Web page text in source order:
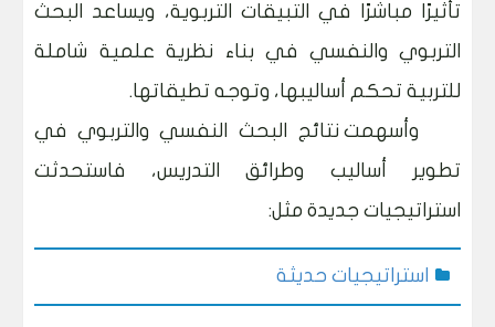
تأثيرًا مباشرًا في التبيقات التربوية، ويساعد البحث
التربوي والنفسي في بناء نظرية علمية شاملة
للتربية تحكم أساليبها، وتوجه تطيقاتها.
وأسهمت نتائج البحث النفسي والتربوي في
تطوير أساليب وطرائق التدريس، فاستحدثت
استراتيجيات جديدة مثل:
استراتيجيات حديثة